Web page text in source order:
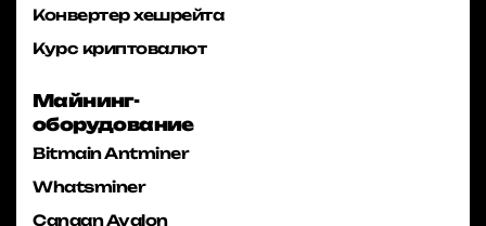
Конвертер хешрейта
Курс криптовалют
Майнинг-
оборудование
Bitmain Antminer
Whatsminer
Canaan Avalon